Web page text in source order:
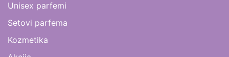
Unisex parfemi
Setovi parfema
Kozmetika